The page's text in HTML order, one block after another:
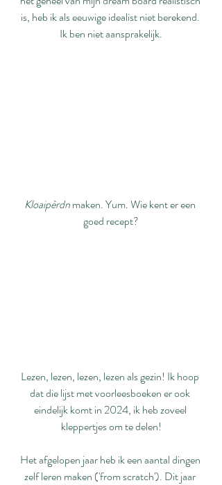
is, heb ik als eeuwige idealist niet berekend.
Ik ben niet aansprakelijk.
Kloaipèrdn maken. Yum. Wie kent er een
goed recept?
Lezen, lezen, lezen, lezen als gezin! Ik hoop
dat die lijst met voorleesboeken er ook
eindelijk komt in 2024, ik heb zoveel
kleppertjes om te delen!
Het afgelopen jaar heb ik een aantal dingen
zelf leren maken ('from scratch'). Dit jaar